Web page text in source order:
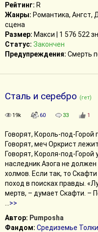
Рейтинг: R
Жанры: Романтика, Ангст,
сцена
Размер: Макси | 1 576 522
Статус: Закончен
Предупреждения: Смерть
Сталь и серебро (гет)
19k 60 33 1
Говорят, Король-под-
Говорят, меч Оркрист
Говорят, Короля-под-Горой
наследник Азога не
холмов. Если так, то
поход в поисках правды.
мертв, – думает Скафти. –
...>>
Автор: Pumposha
Фандом: Средиземье